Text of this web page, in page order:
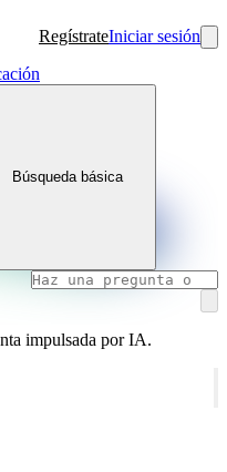
RegístrateIniciar sesión
Búsqueda básica
impulsada por IA.